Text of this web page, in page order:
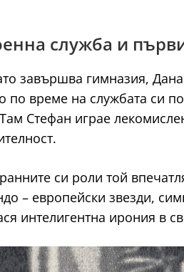
служба и
завършва гимназия,
по време на службата си
Стефан играе
си роли той
– европейски звезди,
интелигентна ирония в